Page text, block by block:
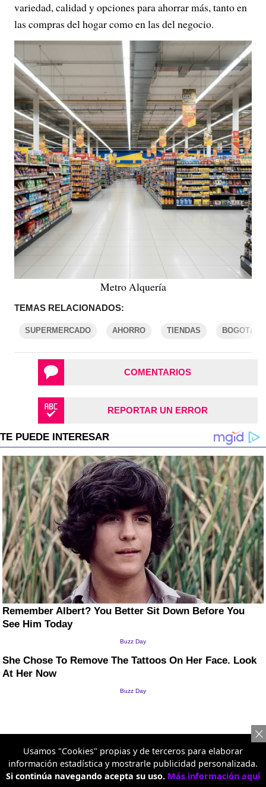
variedad, calidad y opciones para ahorrar más, tanto en
las compras del hogar como en las del negocio.
Metro Alquería
TEMAS RELACIONADOS:
SUPERMERCADO AHORRO TIENDAS BOGOTÁ
COMENTARIOS
REPORTAR UN ERROR
Usamos "Cookies" propias y de terceros para elaborar
información estadística y mostrarle publicidad personalizada.
Si continúa navegando acepta su uso. Más información aquí